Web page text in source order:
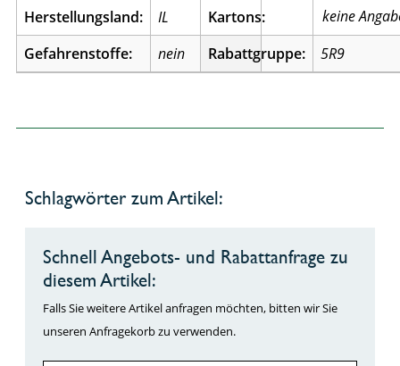
Herstellungsland:
IL
Gefahrenstoffe:
nein
Kartons:
Rabattgruppe:
5R9
Schlagwörter zum Artikel:
Schnell Angebots- und Rabattanfrage zu
diesem Artikel:
Falls Sie weitere Artikel anfragen möchten, bitten wir Sie
unseren Anfragekorb zu verwenden.